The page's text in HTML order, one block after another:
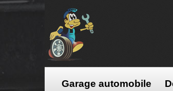
Garage automobile